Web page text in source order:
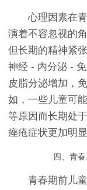
心理因素在
演着不容忽视的
但长期的精神紧
神经 - 内分泌 -
皮脂分泌增加，
如，一些儿童可
等原因而长期处
痤疮症状更加明显
四、青
青春期前儿